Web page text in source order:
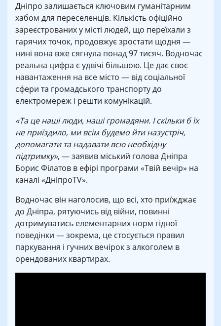
Дніпро залишається ключовим гуманітарним
хабом для переселенців. Кількість офіційно
зареєстрованих у місті людей, що переїхали з
гарячих точок, продовжує зростати щодня —
нині вона вже сягнула понад 97 тисяч. Водночас
реальна цифра є удвічі більшою. Це дає своє
навантаження на все місто — від соціальної
сфери та громадського транспорту до
електромереж і решти комунікацій.
«Та це наші люди, наші громадяни. І скільки б їх
не приїздило, ми всім будемо йти назустріч,
допомагати та надавати всю необхідну
підтримку», — заявив міський голова Дніпра
Борис Філатов в ефірі програми «Твій вечір» на
каналі «ДніпроТV».
Водночас він наголосив, що всі, хто приїжджає
до Дніпра, рятуючись від війни, повинні
дотримуватись елементарних норм гідної
поведінки — зокрема, це стосується правил
паркування і гучних вечірок з алкоголем в
орендованих квартирах.